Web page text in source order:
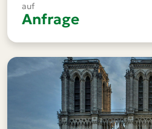
auf
Anfrage